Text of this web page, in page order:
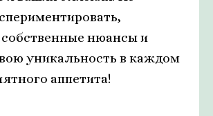
нюансы и
уникальность в каждом
аппетита!